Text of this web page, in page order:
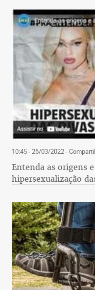
10:45 - 26/03/2022-
Entenda as origens
hipersexualização